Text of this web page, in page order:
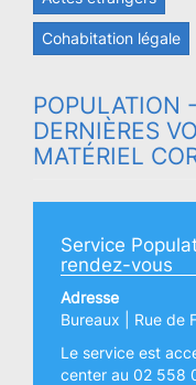
Cohabitation légale
POPULATION
DERNIÈRES
MATÉRIEL
Service
rendez-vous
Adresse
Bureaux | Rue de
Le service est
center au 02 558